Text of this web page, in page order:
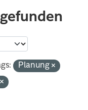
Planung